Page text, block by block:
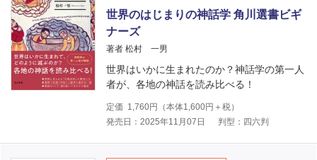
世界のはじまりの神話学 角川選書ビギ
ナーズ
著者 松村 一男
世界はいかに生まれたのか？神話学の第一人
者が、各地の神話を読み比べる！
定価 1,760円（本体1,600円＋税）
発売日：2025年11月07日
判型：四六判